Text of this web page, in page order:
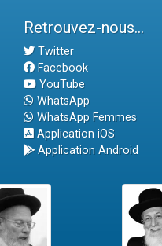
Retrouvez-nous...
Twitter
Facebook
YouTube
WhatsApp
WhatsApp Femmes
Application iOS
Application Android